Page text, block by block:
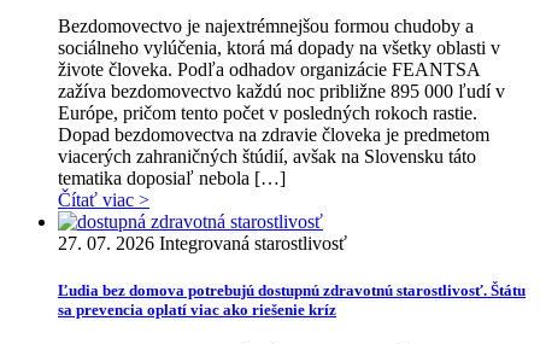
Bezdomovectvo je najextrémnejšou formou chudoby a
sociálneho vylúčenia, ktorá má dopady na všetky oblasti v
živote človeka. Podľa odhadov organizácie FEANTSA
zažíva bezdomovectvo každú noc približne 895 000 ľudí v
Európe, pričom tento počet v posledných rokoch rastie.
Dopad bezdomovectva na zdravie človeka je predmetom
viacerých zahraničných štúdií, avšak na Slovensku táto
tematika doposiaľ nebola […]
Čítať viac >
27. 07. 2026 Integrovaná starostlivosť
Ľudia bez domova potrebujú dostupnú zdravotnú starostlivosť. Štátu
sa prevencia oplatí viac ako riešenie kríz